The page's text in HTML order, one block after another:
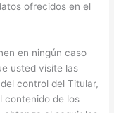
ofrecidos en el
en ningún caso
usted visite las
control del Titular,
contenido de los